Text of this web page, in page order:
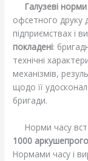
Галузеві
офсетного друку
підприємствах і
покладені:
технічні
механізмів,
щодо її
бригади.
Норми часу
1000
Нормами часу і